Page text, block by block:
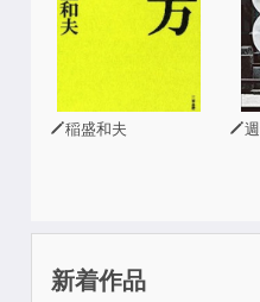
稲盛和夫
新着作品